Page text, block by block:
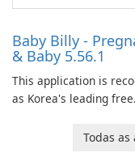
Baby Billy -
& Baby 5.56.1
This application is
as Korea's leading free
baby tracking, offering
Todas